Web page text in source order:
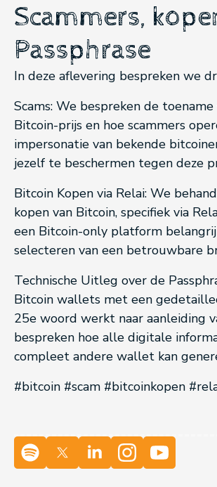
Scammers,
Passphrase
In deze aflevering bespreken we
Scams: We bespreken de
Bitcoin-prijs en hoe scammers
impersonatie van bekende
jezelf te beschermen tegen deze
Bitcoin Kopen via Relai: We
kopen van Bitcoin, specifiek via
een Bitcoin-only platform
selecteren van een betrouwbare
Technische Uitleg over de
Bitcoin wallets met een
25e woord werkt naar aanleiding
bespreken hoe alle digitale
compleet andere wallet kan
#bitcoin #scam #bitcoinkopen